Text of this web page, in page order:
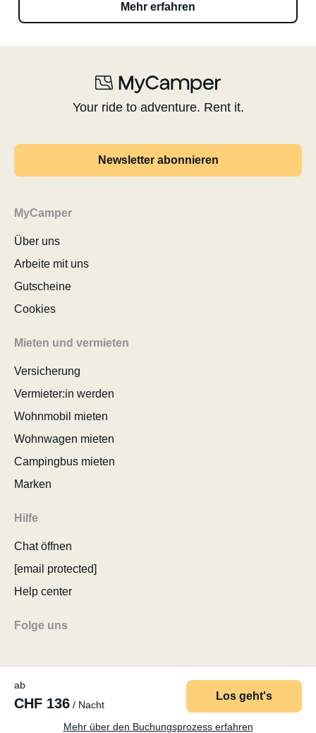
ab
CHF 136 / Nacht
Los geht's
Mehr über den Buchungsprozess erfahren
Mehr erfahren
Your ride to adventure. Rent it.
Newsletter abonnieren
MyCamper
Über uns
Arbeite mit uns
Gutscheine
Cookies
Mieten und vermieten
Versicherung
Vermieter:in werden
Wohnmobil mieten
Wohnwagen mieten
Campingbus mieten
Marken
Hilfe
Chat öffnen
[email protected]
Help center
Folge uns
© 2026 MyCamper AG
Datenschutzerklärung
Sitemap Cookie consent ändern